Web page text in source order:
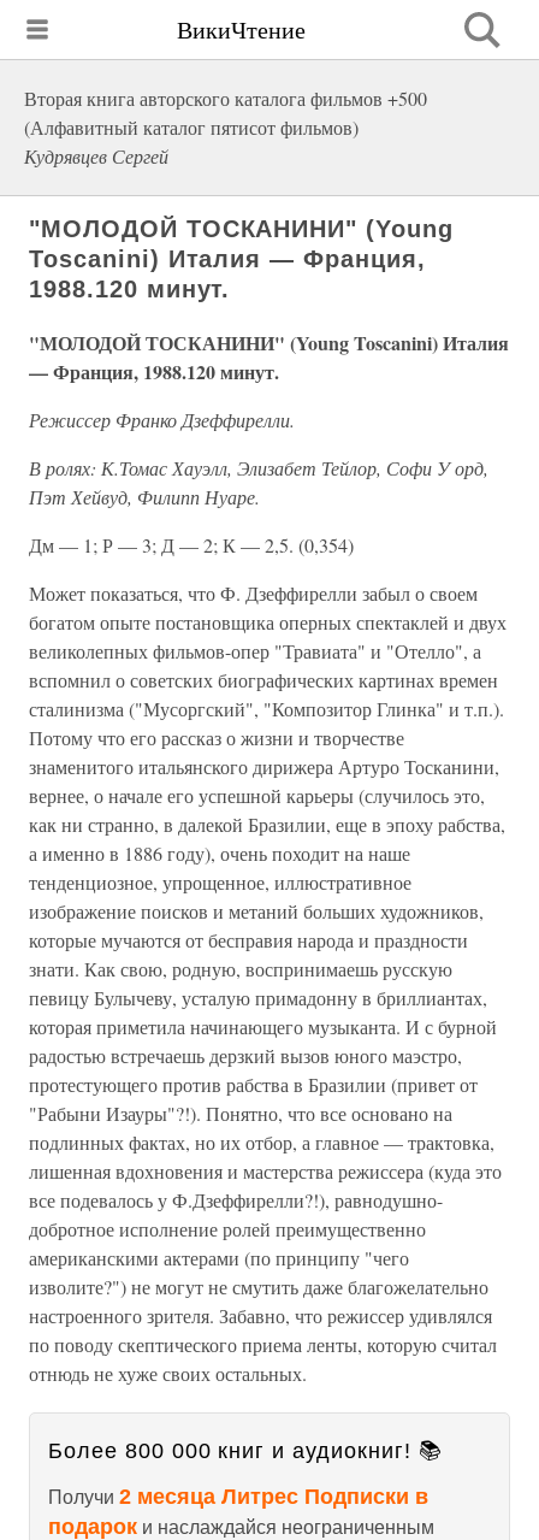
ВикиЧтение
Вторая книга авторского каталога фильмов +500
(Алфавитный каталог пятисот фильмов)
Кудрявцев Сергей
"МОЛОДОЙ ТОСКАНИНИ" (Young
Toscanini) Италия — Франция,
1988.120 минут.
"МОЛОДОЙ ТОСКАНИНИ" (Young Toscanini) Италия
— Франция, 1988.120 минут.
Режиссер Франко Дзеффирелли.
В ролях: К.Томас Хауэлл, Элизабет Тейлор, Софи У орд,
Пэт Хейвуд, Филипп Нуаре.
Дм — 1; Р — 3; Д — 2; К — 2,5. (0,354)
Может показаться, что Ф. Дзеффирелли забыл о своем
богатом опыте постановщика оперных спектаклей и двух
великолепных фильмов-опер "Травиата" и "Отелло", а
вспомнил о советских биографических картинах времен
сталинизма ("Мусоргский", "Композитор Глинка" и т.п.).
Потому что его рассказ о жизни и творчестве
знаменитого итальянского дирижера Артуро Тосканини,
вернее, о начале его успешной карьеры (случилось это,
как ни странно, в далекой Бразилии, еще в эпоху рабства,
а именно в 1886 году), очень походит на наше
тенденциозное, упрощенное, иллюстративное
изображение поисков и метаний больших художников,
которые мучаются от бесправия народа и праздности
знати. Как свою, родную, воспринимаешь русскую
певицу Булычеву, усталую примадонну в бриллиантах,
которая приметила начинающего музыканта. И с бурной
радостью встречаешь дерзкий вызов юного маэстро,
протестующего против рабства в Бразилии (привет от
"Рабыни Изауры"?!). Понятно, что все основано на
подлинных фактах, но их отбор, а главное — трактовка,
лишенная вдохновения и мастерства режиссера (куда это
все подевалось у Ф.Дзеффирелли?!), равнодушно-
добротное исполнение ролей преимущественно
американскими актерами (по принципу "чего
изволите?") не могут не смутить даже благожелательно
настроенного зрителя. Забавно, что режиссер удивлялся
по поводу скептического приема ленты, которую считал
отнюдь не хуже своих остальных.
Более 800 000 книг и аудиокниг! 📚
Получи 2 месяца Литрес Подписки в
подарок и наслаждайся неограниченным